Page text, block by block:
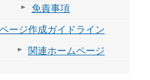
免責事項
ページ作成ガイドライン
関連ホームページ